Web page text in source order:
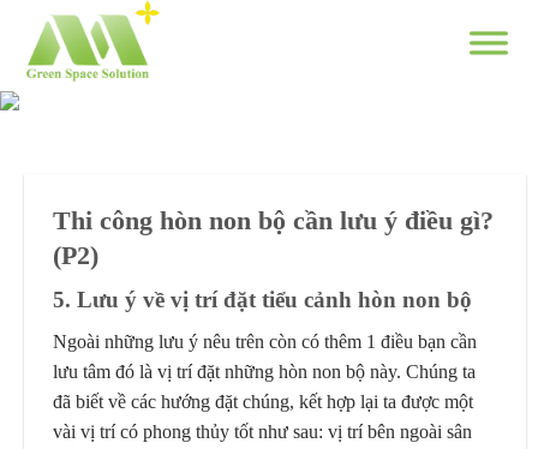
content
Thi công hòn non bộ cần lưu ý điều gì?
(P2)
5. Lưu ý về vị trí đặt tiểu cảnh hòn non bộ
Ngoài những lưu ý nêu trên còn có thêm 1 điều bạn cần
lưu tâm đó là vị trí đặt những hòn non bộ này. Chúng ta
đã biết về các hướng đặt chúng, kết hợp lại ta được một
vài vị trí có phong thủy tốt như sau: vị trí bên ngoài sân